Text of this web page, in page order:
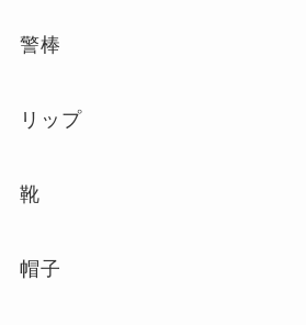
警棒
リップ
靴
帽子